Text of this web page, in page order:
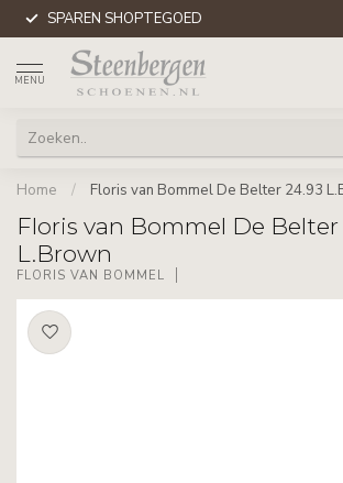
SPAREN SHOPTEGOED
MENU
Home / Floris van Bommel De Belter 24.93
Floris van Bommel De Belter
L.Brown
FLORIS VAN BOMMEL